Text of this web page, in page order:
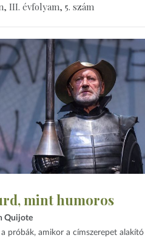
III. évfolyam, 5. szám
mint humoros
Quijote
próbák, amikor a címszerepet alakító